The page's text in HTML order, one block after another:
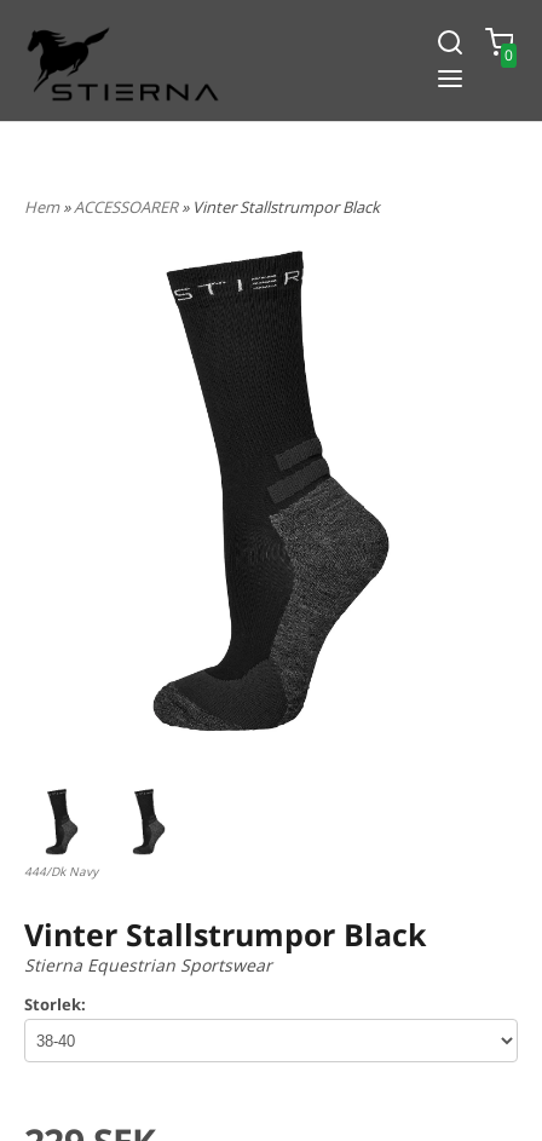
0
Hem»ACCESSOARER» Vinter Stallstrumpor Black
444/Dk Navy
Vinter Stallstrumpor Black
Stierna Equestrian Sportswear
Storlek: